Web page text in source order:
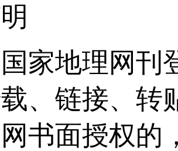
家地理网刊
、链接、转
书面授权的